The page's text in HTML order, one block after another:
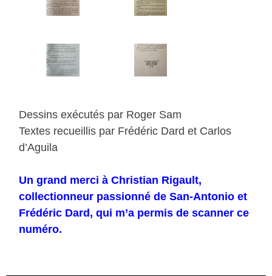
Dessins exécutés par Roger Sam
Textes recueillis par Frédéric Dard et Carlos
d’Aguila
Un grand merci à Christian Rigault,
collectionneur passionné de San-Antonio et
Frédéric Dard, qui m’a permis de scanner ce
numéro.